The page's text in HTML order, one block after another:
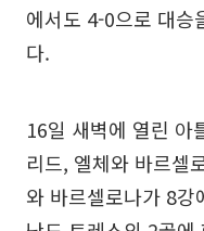
에서도 4-0으로 대승
다.
16일 새벽에 열린 아
리드, 엘체와 바르셀
와 바르셀로나가 8